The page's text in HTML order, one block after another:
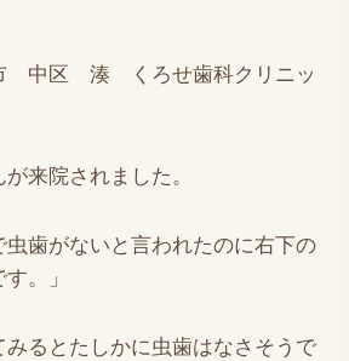
中区 湊 くろせ歯科クリニッ
来院されました。
虫歯がないと言われたのに右下の
。」
みるとたしかに虫歯はなさそうで